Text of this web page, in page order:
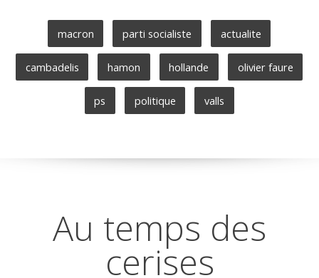
macron parti socialiste actualite
cambadelis hamon hollande olivier faure
ps politique valls
Au temps des
cerises